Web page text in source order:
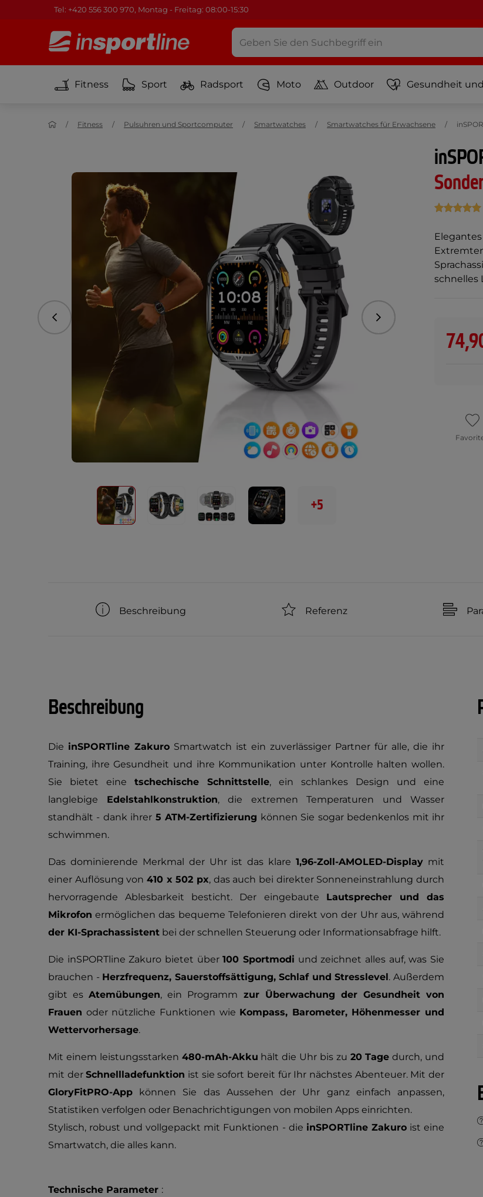
Tel: +420 556 300 970, Montag - Freitag: 08:00-15:30
Fitness Sport Radsport Moto Outdoor Gesundheit
Fitness Pulsuhren und Sportcomputer Smartwatches Smartwatches für Erwachsene
schnelles
vorhergehend Folgend
+5
Beschreibung Referenz
Beschreibung
Die inSPORTline Zakuro Smartwatch ist ein zuverlässiger Partner für alle, die ihr
Training, ihre Gesundheit und ihre Kommunikation unter Kontrolle halten wollen.
Sie bietet eine tschechische Schnittstelle, ein schlankes Design und eine
langlebige Edelstahlkonstruktion, die extremen Temperaturen und Wasser
standhält - dank ihrer 5 ATM-Zertifizierung können Sie sogar bedenkenlos mit ihr
schwimmen.
Das dominierende Merkmal der Uhr ist das klare1,96-Zoll-AMOLED-Display mit
einer Auflösung von 410 x 502 px, das auch bei direkter Sonneneinstrahlung durch
hervorragende Ablesbarkeit besticht. Der eingebaute Lautsprecher und das
Mikrofon ermöglichen das bequeme Telefonieren direkt von der Uhr aus, während
der KI-Sprachassistent bei der schnellen Steuerung oder Informationsabfrage hilft.
Die inSPORTline Zakuro bietet über100 Sportmodi und zeichnet alles auf, was Sie
brauchen - Herzfrequenz, Sauerstoffsättigung, Schlaf und Stresslevel. Außerdem
gibt esAtemübungen, ein Programm zur Überwachung der Gesundheit von
Frauen oder nützliche Funktionen wie Kompass, Barometer, Höhenmesser und
Wettervorhersage.
Mit einem leistungsstarken 480-mAh-Akku hält die Uhr bis zu 20 Tage durch, und
mit derSchnellladefunktion ist sie sofort bereit für Ihr nächstes Abenteuer. Mit der
GloryFitPRO-App können Sie das Aussehen der Uhr ganz einfach anpassen,
Statistiken verfolgen oder Benachrichtigungen von mobilen Apps einrichten.
Stylisch, robust und vollgepackt mit Funktionen - die inSPORTline Zakuroist eine
Smartwatch, die alles kann.
Technische Parameter :